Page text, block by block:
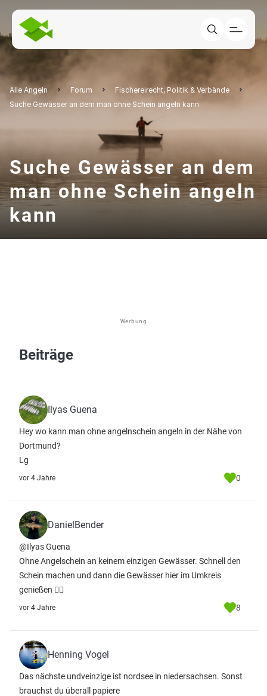
Alle Angeln Forum
Fischereirecht, Politik & Verbände
Suche Gewässer an dem man ohne Schein angeln kann
Suche Gewässer an dem
man ohne Schein angeln
kann
Werbung
Beiträge
Ilyas Guena
Hey wo kann man ohne angelnschein angeln in der Nähe von
Dortmund?
Lg
vor 4 Jahre 0
DanielBender
@Ilyas Guena
Ohne Angelschein an keinem einzigen Gewässer. Schnell den
Schein machen und dann die Gewässer hier im Umkreis
genießen ✌🏻
vor 4 Jahre 8
Henning Vogel
Das nächste undveinzige ist nordsee in niedersachsen. Sonst
brauchst du überall papiere